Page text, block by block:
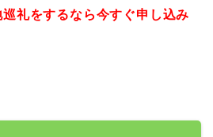
礼をするなら今すぐ申し込み